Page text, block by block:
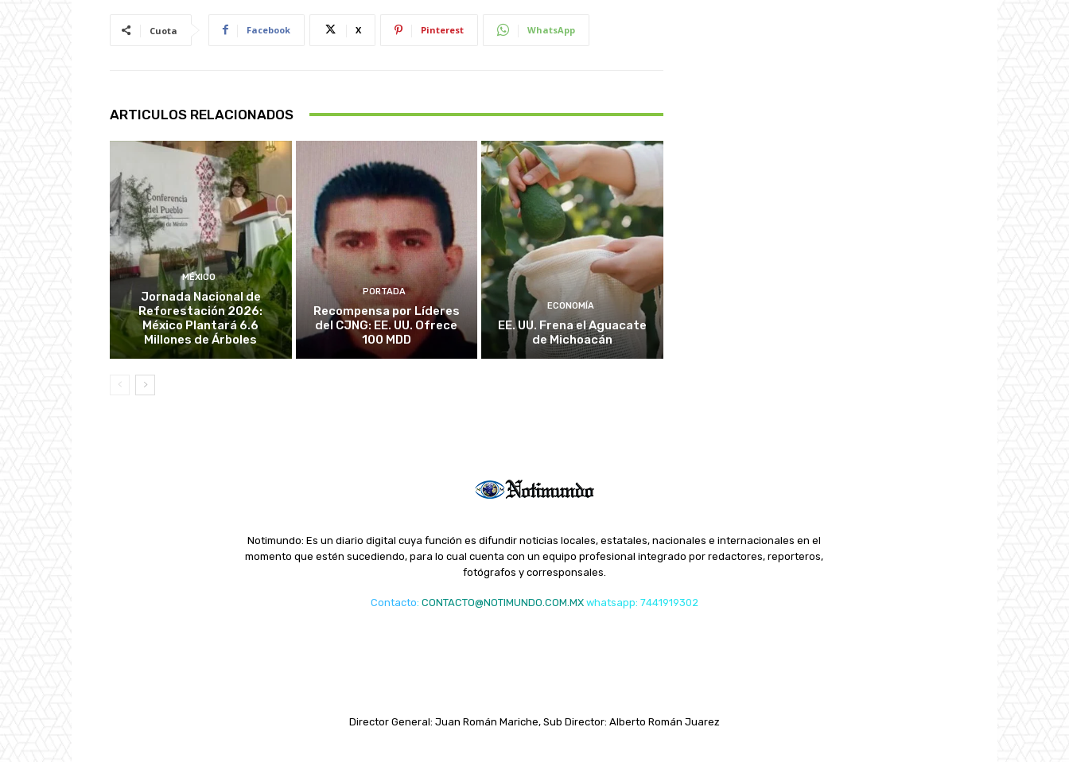
Cuota Facebook X Pinterest WhatsApp
ARTICULOS RELACIONADOS
MÉXICO
Jornada Nacional de
Reforestación 2026:
México Plantará 6.6
Millones de Árboles
PORTADA
Recompensa por Líderes
del CJNG: EE. UU. Ofrece
100 MDD
ECONOMÍA
EE. UU. Frena el Aguacate
de Michoacán
Notimundo: Es un diario digital cuya función es difundir noticias locales, estatales, nacionales e internacionales en el
momento que estén sucediendo, para lo cual cuenta con un equipo profesional integrado por redactores, reporteros,
fotógrafos y corresponsales.
Contacto: CONTACTO@NOTIMUNDO.COM.MX whatsapp: 7441919302
Director General: Juan Román Mariche, Sub Director: Alberto Román Juarez